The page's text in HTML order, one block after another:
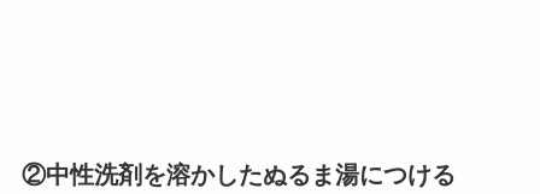
②中性洗剤を溶かしたぬるま湯につける